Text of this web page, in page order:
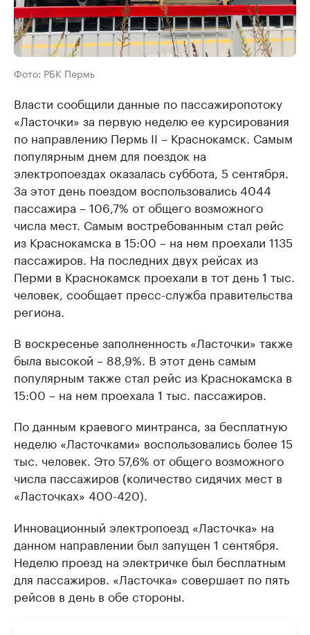
Фото: РБК Пермь
Власти сообщили данные по пассажиропотоку
«Ласточки» за первую неделю ее курсирования
по направлению Пермь II – Краснокамск. Самым
популярным днем для поездок на
электропоездах оказалась суббота, 5 сентября.
За этот день поездом воспользовались 4044
пассажира – 106,7% от общего возможного
числа мест. Самым востребованным стал рейс
из Краснокамска в 15:00 – на нем проехали 1135
пассажиров. На последних двух рейсах из
Перми в Краснокамск проехали в тот день 1 тыс.
человек, сообщает пресс-служба правительства
региона.
В воскресенье заполненность «Ласточки» также
была высокой – 88,9%. В этот день самым
популярным также стал рейс из Краснокамска в
15:00 – на нем проехала 1 тыс. пассажиров.
По данным краевого минтранса, за бесплатную
неделю «Ласточками» воспользовались более 15
тыс. человек. Это 57,6% от общего возможного
числа пассажиров (количество сидячих мест в
«Ласточках» 400-420).
Инновационный электропоезд «Ласточка» на
данном направлении был запущен 1 сентября.
Неделю проезд на электричке был бесплатным
для пассажиров. «Ласточка» совершает по пять
рейсов в день в обе стороны.